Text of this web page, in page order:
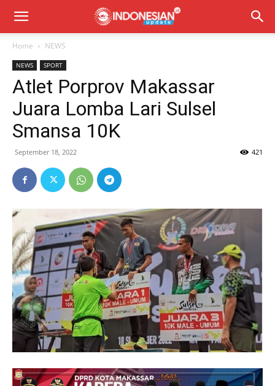
Home NEWS
NEWS SPORT
Atlet Porprov Makassar
Juara Lomba Lari Sulsel
Smansa 10K
September 18, 2022 421